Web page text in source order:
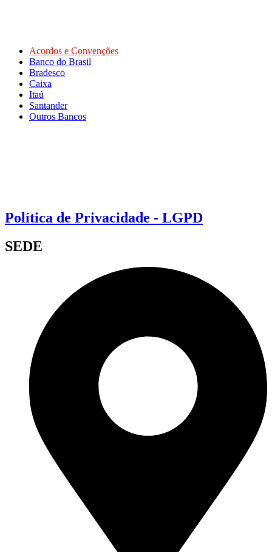
Acordos e Convenções
Banco do Brasil
Bradesco
Caixa
Itaú
Santander
Outros Bancos
Política de Privacidade - LGPD
SEDE